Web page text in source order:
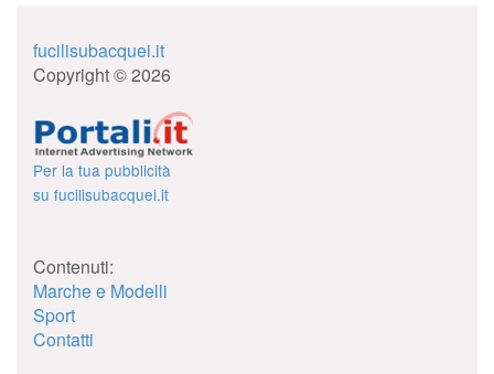
fucilisubacquei.it
Copyright © 2026
Per la tua pubblicità
su fucilisubacquei.it
Contenuti:
Marche e Modelli
Sport
Contatti